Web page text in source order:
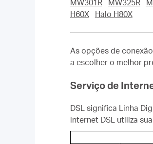
MW301R
MW325R
H60X
Halo H80X
As opções de
a escolher o melhor
Serviço de
DSL significa Linha
internet DSL utiliza